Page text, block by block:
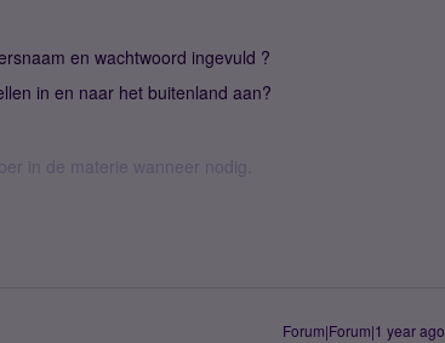
en wachtwoord ingevuld ?
in en naar het buitenland aan?
in de materie wanneer nodig.
Forum|Forum|1 year ago